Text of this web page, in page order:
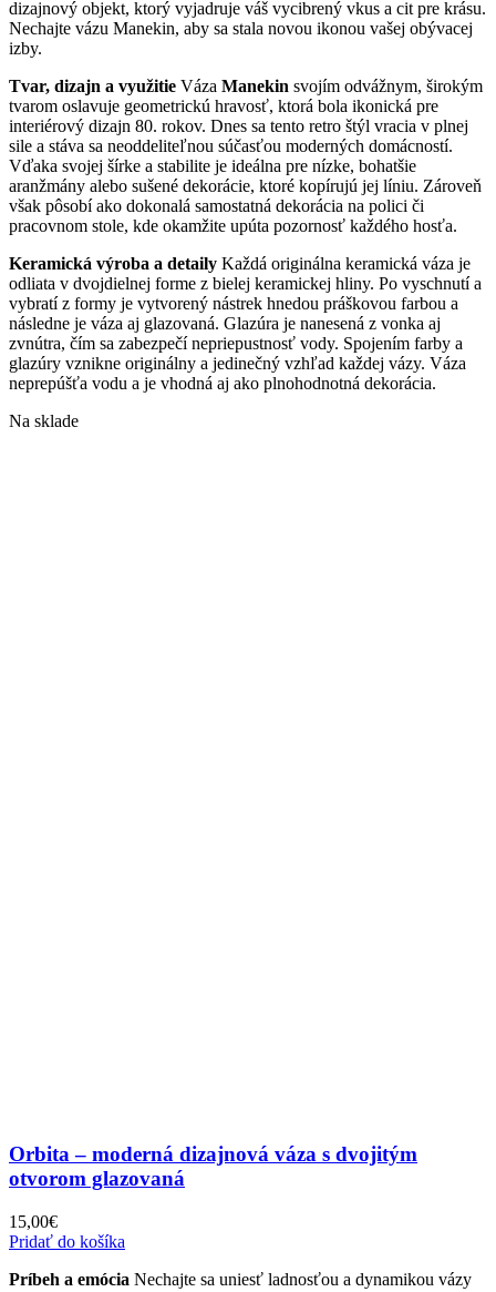
dizajnový objekt, ktorý vyjadruje váš vycibrený vkus a cit pre krásu.
Nechajte vázu Manekin, aby sa stala novou ikonou vašej obývacej
izby.
Tvar, dizajn a využitie Váza Manekin svojím odvážnym, širokým
tvarom oslavuje geometrickú hravosť, ktorá bola ikonická pre
interiérový dizajn 80. rokov. Dnes sa tento retro štýl vracia v plnej
sile a stáva sa neoddeliteľnou súčasťou moderných domácností.
Vďaka svojej šírke a stabilite je ideálna pre nízke, bohatšie
aranžmány alebo sušené dekorácie, ktoré kopírujú jej líniu. Zároveň
však pôsobí ako dokonalá samostatná dekorácia na polici či
pracovnom stole, kde okamžite upúta pozornosť každého hosťa.
Keramická výroba a detaily Každá originálna keramická váza je
odliata v dvojdielnej forme z bielej keramickej hliny. Po vyschnutí a
vybratí z formy je vytvorený nástrek hnedou práškovou farbou a
následne je váza aj glazovaná. Glazúra je nanesená z vonka aj
zvnútra, čím sa zabezpečí nepriepustnosť vody. Spojením farby a
glazúry vznikne originálny a jedinečný vzhľad každej vázy. Váza
neprepúšťa vodu a je vhodná aj ako plnohodnotná dekorácia.
Na sklade
Orbita – moderná dizajnová váza s dvojitým
otvorom glazovaná
15,00€
Pridať do košíka
Príbeh a emócia Nechajte sa uniesť ladnosťou a dynamikou vázy